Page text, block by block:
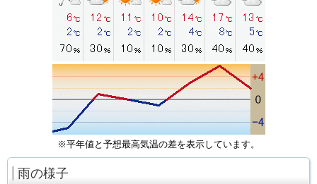
※平年値と予想最高気温の差を表示しています。
雨の様子